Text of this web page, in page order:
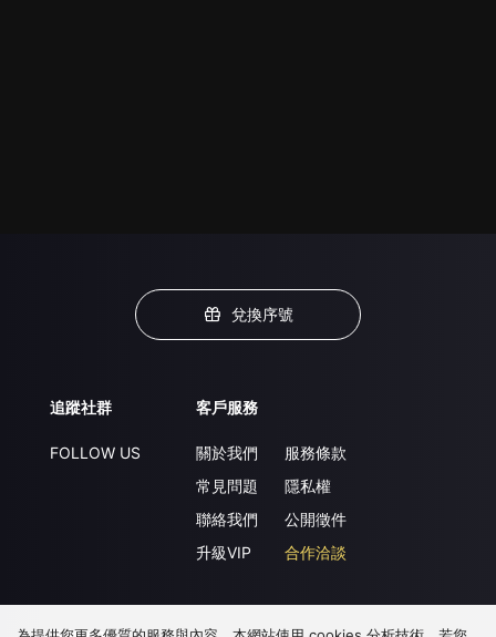
兌換序號
追蹤社群
FOLLOW US
客戶服務
關於我們
常見問題
聯絡我們
升級VIP
服務條款
隱私權
公開徵件
合作洽談